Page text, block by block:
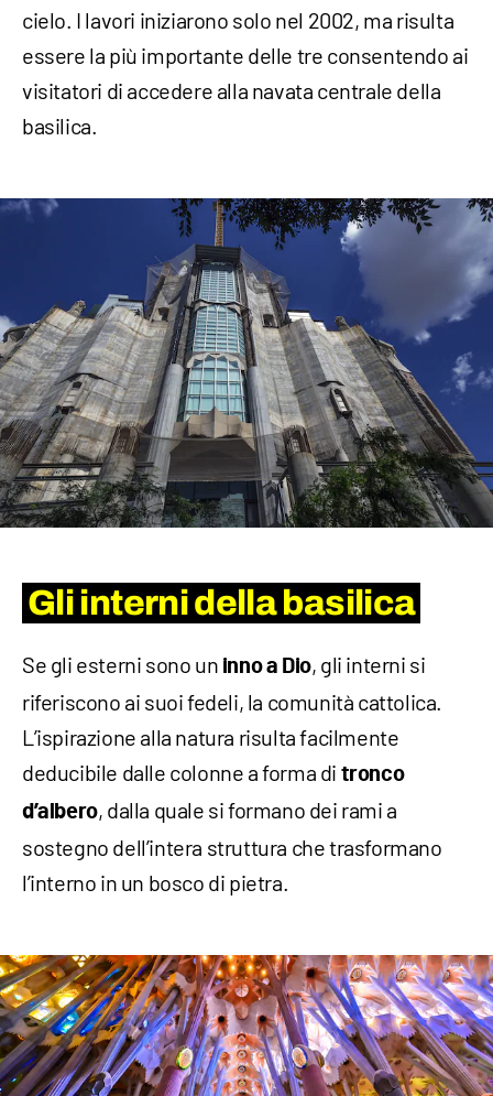
cielo. I lavori iniziarono solo nel 2002, ma risulta
essere la più importante delle tre consentendo ai
visitatori di accedere alla navata centrale della
basilica.
Gli interni della basilica
Se gli esterni sono un inno a Dio, gli interni si
riferiscono ai suoi fedeli, la comunità cattolica.
L’ispirazione alla natura risulta facilmente
deducibile dalle colonne a forma di tronco
d’albero, dalla quale si formano dei rami a
sostegno dell’intera struttura che trasformano
l’interno in un bosco di pietra.